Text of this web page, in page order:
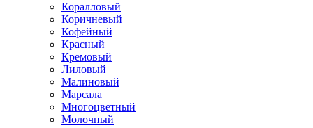
Коралловый
Коричневый
Кофейный
Красный
Кремовый
Лиловый
Малиновый
Марсала
Многоцветный
Молочный